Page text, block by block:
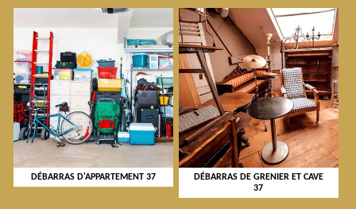
DÉBARRAS D'APPARTEMENT 37
DÉBARRAS DE GRENIER ET CAVE
37